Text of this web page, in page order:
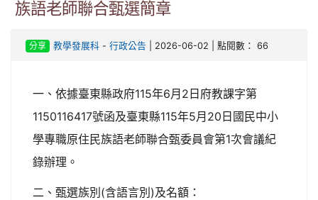
族語老師聯合甄選簡章
分享 教學發展科- 行政公告 | 2026-06-02 | 點閱數： 66
一、依據臺東縣政府115年6月2日府教課字第
1150116417號函及臺東縣115年5月20日國民中小
學專職原住民族語老師聯合甄委員會第1次會議紀
錄辦理。
二、甄選族別(含語言別)及名額：